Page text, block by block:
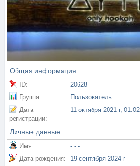
Общая информация
ID:
20628
Группа:
Пользователь
Дата
регистрации:
11 октября 2021 г, 01:02
Личные данные
Имя:
- - -
Дата рождения:
19 сентября 2024 г